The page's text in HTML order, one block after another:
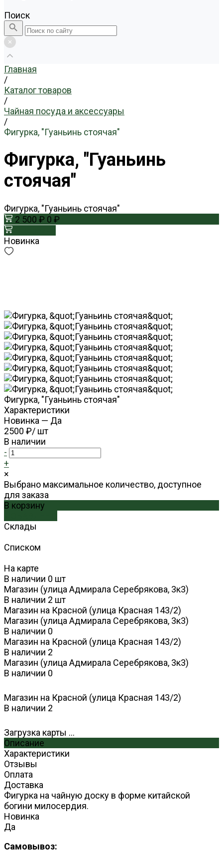
Поиск
Главная
/
Каталог товаров
/
Чайная посуда и аксессуары
/
Фигурка, "Гуаньинь стоячая"
Фигурка, "Гуаньинь
стоячая"
Фигурка, "Гуаньинь стоячая"
2 500 ₽ 0 ₽
Новинка
Фигурка, "Гуаньинь стоячая"
Характеристики
Новинка — Да
2500 ₽/ шт
В наличии
-
+
×
Выбрано максимальное количество, доступное
для заказа
В корзину
Склады
Списком
На карте
В наличии 0 шт
Магазин (улица Адмирала Серебрякова, 3к3)
В наличии 2 шт
Магазин на Красной (улица Красная 143/2)
Магазин (улица Адмирала Серебрякова, 3к3)
В наличии 0
Магазин на Красной (улица Красная 143/2)
В наличии 2
Магазин (улица Адмирала Серебрякова, 3к3)
В наличии 0
Магазин на Красной (улица Красная 143/2)
В наличии 2
Загрузка карты ...
Описание
Характеристики
Отзывы
Оплата
Доставка
Фигурка на чайную доску в форме китайской
богини милосердия.
Новинка
Да
Самовывоз: